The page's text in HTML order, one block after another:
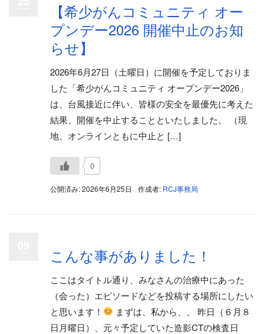
【希少がんコミュニティ オー
プンデー2026 開催中止のお知
らせ】
2026年6月27日（土曜日）に開催を予定しておりま
した「希少がんコミュニティ オープンデー2026」
は、台風接近に伴い、皆様の安全を最優先に考えた
結果、開催を中止することといたしました。 （現
地、オンラインともに中止と […]
0
公開済み: 2026年6月25日 作成者: RCJ事務局
こんな事がありました！
ここはタイトル通り、みなさんの治療中にあった
（会った）エピソードなどを投稿する場所にしたい
と思います！
まずは、私から、、 昨日（６月８
日月曜日）、元々予定していた造影CTの検査日